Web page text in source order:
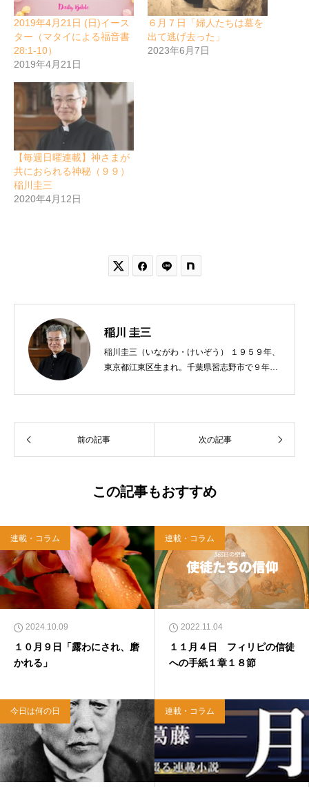
2019年4月21日 (日)イース
ター（マタイによる福音書
28:1-10）
2019年4月21日
６月７日「婦人たちは墓を
出て逃げ去った」
2023年6月7日
【毎週日曜連載】神さまが
共におられる神秘（９９）
稲川圭三
2020年4月12日
 
稲川 圭三
稲川圭三（いながわ・けいぞう） １９５９年、
東京都江東区生まれ。千葉県習志野市で９年
ック司祭に叙階。西千葉教会助任、青梅・あき
贈りもの』『神様のみこころ』『３６５日全部
が神さまの日』『イエスさまといつもいっし
さまが共にいてくださる神秘』『神さまのまな
前の記事 次の記事
この記事もおすすめ
連載・コラム
2024.10.09
１０月９日「露わにされ、磨
かれる」
連載・コラム
2022.11.04
１１月４日 フィリピの信徒
への手紙１章１８節
今日は何の日 連載・コラム